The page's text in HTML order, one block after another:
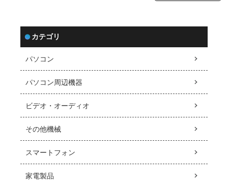
カテゴリ
パソコン
パソコン周辺機器
ビデオ・オーディオ
その他機械
スマートフォン
家電製品